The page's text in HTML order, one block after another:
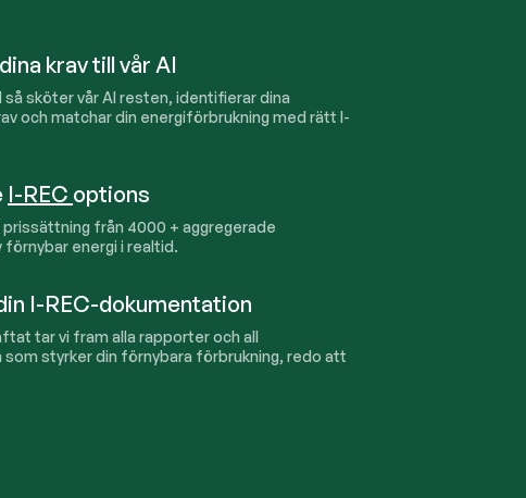
krav till vår AI
så sköter vår AI resten, identifierar dina
och matchar din energiförbrukning med rätt I-
I-REC options
från 4000 + aggregerade
energi i realtid.
I-REC-dokumentation
tar vi fram alla rapporter och all
styrker din förnybara förbrukning, redo att